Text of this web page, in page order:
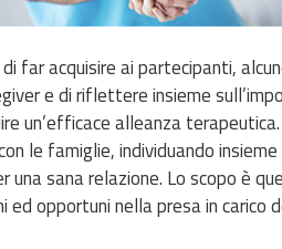
far acquisire ai partecipanti,
e di riflettere insieme
un’efficace alleanza
le famiglie, individuando
sana relazione. Lo scopo è
opportuni nella presa in carico